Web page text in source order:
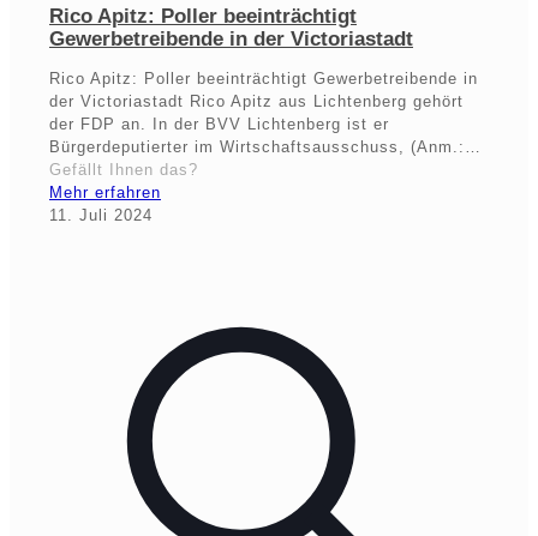
Rico Apitz: Poller beeinträchtigt
Gewerbetreibende in der Victoriastadt
Rico Apitz: Poller beeinträchtigt Gewerbetreibende in
der Victoriastadt Rico Apitz aus Lichtenberg gehört
der FDP an. In der BVV Lichtenberg ist er
Bürgerdeputierter im Wirtschaftsausschuss, (Anm.:…
Gefällt Ihnen das?
Mehr erfahren
11. Juli 2024